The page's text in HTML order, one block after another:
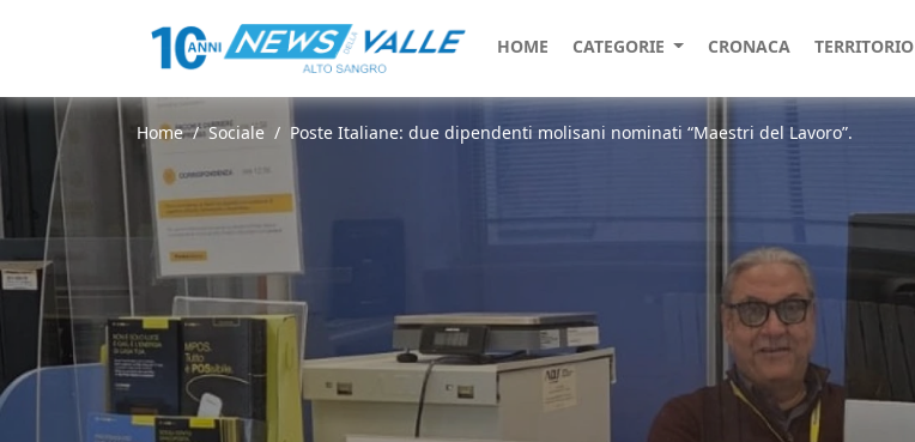
HOME CATEGORIE CRONACA TERRITORIO
Home Sociale Poste Italiane: due dipendenti molisani nominati “Maestri del Lavoro”.